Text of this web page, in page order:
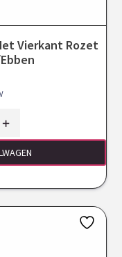
Vierkant Rozet
+